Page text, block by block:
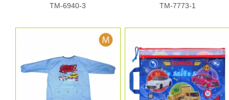
TM-6940-3
TM-7773-1